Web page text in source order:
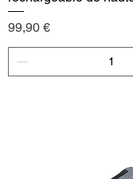
Price
99,90 €